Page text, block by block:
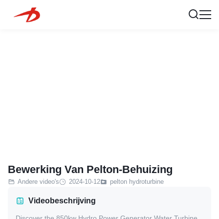
Bewerking Van Pelton-Behuizing
Andere video's 2024-10-12 pelton hydroturbine
Videobeschrijving